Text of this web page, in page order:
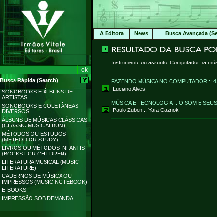
Busca Rápida (Search)
SONGBOOKS E ÁLBUNS DE
ARTISTAS
SONGBOOKS E COLETÂNEAS
DIVERSOS
ÁLBUNS DE MÚSICAS CLÁSSICAS
(CLASSIC MUSIC ALBUM)
MÉTODOS OU ESTUDOS
(METHOD OR STUDY)
LIVROS OU MÉTODOS INFANTIS
(BOOKS FOR CHILDREN)
LITERATURA MUSICAL (MUSIC
LITERATURE)
CADERNOS DE MÚSICA OU
IMPRESSOS (MUSIC NOTEBOOK)
E-BOOKS
IMPRESSÃO SOB DEMANDA
A Editora News Busca Avançada
Instrumento ou assunto: Computador na
FAZENDO MÚSICA NO COMPUTADOR ::
Luciano Alves
MÚSICA E TECNOLOGIA :: O SOM E
Paulo Zuben :: Yara Caznok